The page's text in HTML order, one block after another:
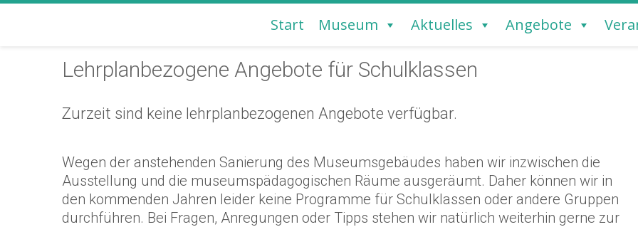
BACHMANN-MUSEUM BREMERVÖRDE
Start Museum Aktuelles Angebote
Lehrplanbezogene Angebote für Schulklassen
Zurzeit sind keine lehrplanbezogenen Angebote verfügbar.
Wegen der anstehenden Sanierung des Museumsgebäudes haben wir inzwischen die
Ausstellung und die museumspädagogischen Räume ausgeräumt. Daher können wir in
den kommenden Jahren leider keine Programme für Schulklassen oder andere Gruppen
durchführen. Bei Fragen, Anregungen oder Tipps stehen wir natürlich weiterhin gerne zur